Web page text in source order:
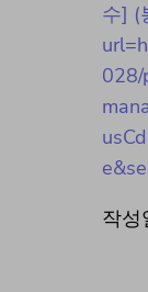
수] (
028/
작